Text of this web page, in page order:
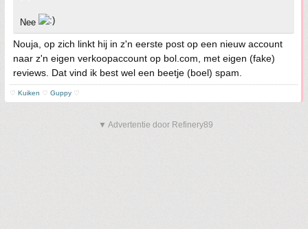
Nee
Nouja, op zich linkt hij in z'n eerste post op een nieuw account
naar z'n eigen verkoopaccount op bol.com, met eigen (fake)
reviews. Dat vind ik best wel een beetje (boel) spam.
♡ Kuiken ♡ Guppy ♡
▼ Advertentie door Refinery89